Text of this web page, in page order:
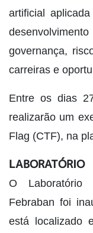
artificial
governança,
carreiras e
Entre os dias
realizarão um
Flag (CTF), na
LABORATÓRIO
O Laboratório
Febraban foi
está localizado